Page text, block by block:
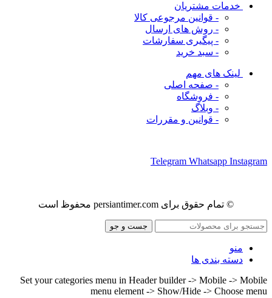
خدمات مشتریان
- قوانین مرجوعی کالا
- روش های ارسال
- پیگیری سفارشات
- سبد خرید
لینک های مهم
- صفحه اصلی
- فروشگاه
- وبلاگ
- قوانین و مقررات
Telegram Whatsapp Instagram
© تمام حقوق برای persiantimer.com محفوظ است
جست و جو
منو
دسته بندی ها
Set your categories menu in Header builder -> Mobile -> Mobile
menu element -> Show/Hide -> Choose menu